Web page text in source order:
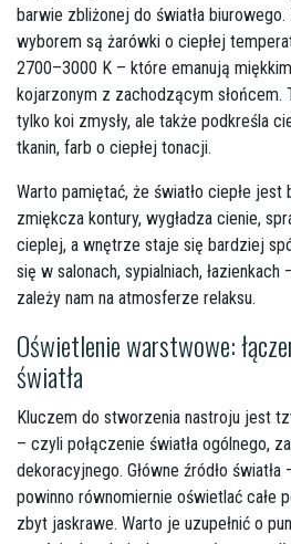
barwie zbliżonej do światła
wyborem są żarówki o ciepłej
2700–3000 K – które emanują
kojarzonym z zachodzącym słońcem.
tylko koi zmysły, ale także podkreśla
tkanin, farb o ciepłej tonacji.
Warto pamiętać, że światło ciepłe
zmiękcza kontury, wygładza cienie,
cieplej, a wnętrze staje się bardziej
się w salonach, sypialniach,
zależy nam na atmosferze relaksu.
Oświetlenie warstwowe:
światła
Kluczem do stworzenia nastroju jest
– czyli połączenie światła ogólnego,
dekoracyjnego. Główne źródło
powinno równomiernie oświetlać całe
zbyt jaskrawe. Warto je uzupełnić o